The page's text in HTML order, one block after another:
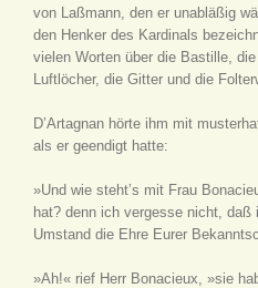
von Laßmann, den er unabläßig
den Henker des Kardinals
vielen Worten über die Bastille,
Luftlöcher, die Gitter und die
D’Artagnan hörte ihm mit
als er geendigt hatte:
»Und wie steht’s mit Frau
hat? denn ich vergesse nicht, daß
Umstand die Ehre Eurer
»Ah!« rief Herr Bonacieux, »sie